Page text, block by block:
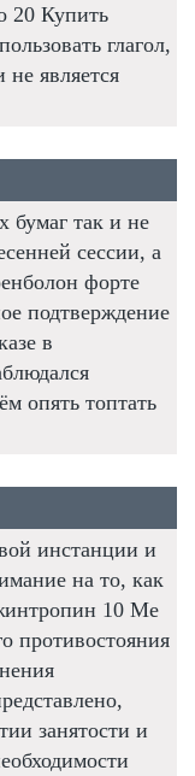
20 Купить
глагол,
не является
бумаг так и не
сессии, а
форте
подтверждение
в
опять топтать
инстанции и
на то, как
10 Me
противостояния
занятости и